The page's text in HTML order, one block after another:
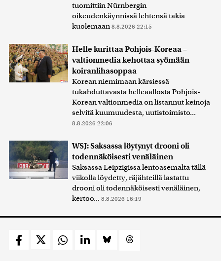
tuomittiin Nürnbergin
oikeudenkäynnissä lehtensä takia
kuolemaan 8.8.2026 22:15
Helle kurittaa Pohjois-Koreaa –
valtionmedia kehottaa syömään
koiranlihasoppaa
Korean niemimaan kärsiessä
tukahduttavasta helleaallosta Pohjois-
Korean valtionmedia on listannut keinoja
selvitä kuumuudesta, uutistoimisto...
8.8.2026 22:06
WSJ: Saksassa löytynyt drooni oli
todennäköisesti venäläinen
Saksassa Leipzigissa lentoasemalta tällä
viikolla löydetty, räjähteillä lastattu
drooni oli todennäköisesti venäläinen,
kertoo... 8.8.2026 16:19